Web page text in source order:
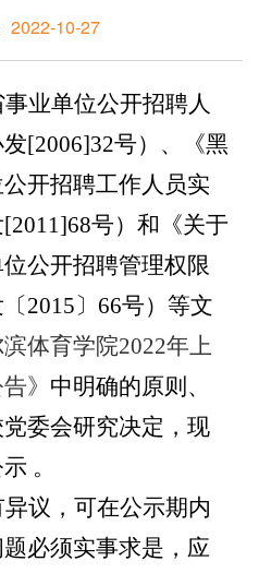
2022-10-27
业单位公开招聘人
[2006]32号）、《黑
开招聘工作人员实
号）和《关于
公开招聘管理权限
2015〕66号）等文
体育学院2022年上
》 中明确的原则、
委会研究决定，现
。
议，可在公示期内
必须实事求是，应